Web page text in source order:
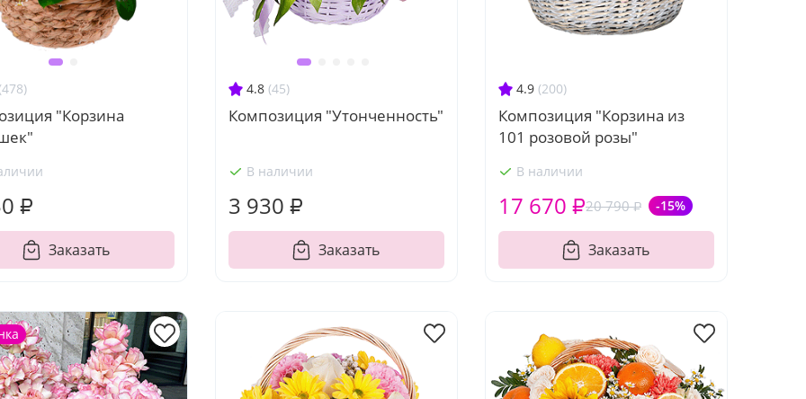
"Корзина
₽
Заказать
4.8 (45)
Композиция "Утонченность"
В наличии
3 930 ₽
Заказать
4.9 (200)
Композиция "Корзина из
101 розовой розы"
В наличии
20 790 ₽ -15%
17 670 ₽
Заказать